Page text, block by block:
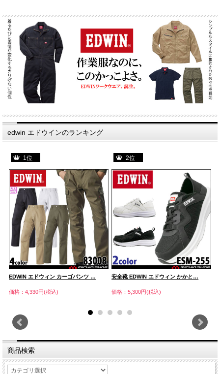
edwin エドウインのランキング
1位
EDWIN エドウィン カーゴパンツ …
価格：4,330円(税込)
2位
安全靴 EDWIN エドウィン かかと…
価格：5,300円(税込)
商品検索